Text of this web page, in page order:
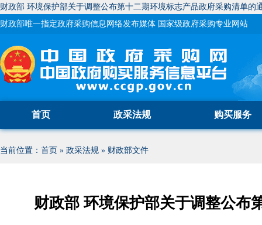
财政部 环境保护部关于调整公布第十二期环境标志产品政府采购清单的
财政部唯一指定政府采购信息网络发布媒体 国家级政府采购专业网站
首页 政采法规 购买服务
当前位置： 首页 » 政采法规 » 财政部文件
财政部 环境保护部关于调整公布